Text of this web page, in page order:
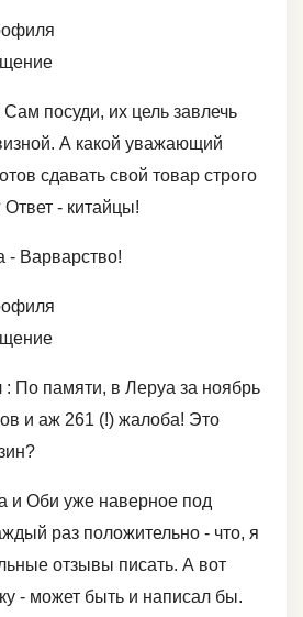
посуди, их цель завлечь
А какой уважающий
сдавать свой товар строго
- китайцы!
- Варварство!
: По памяти, в Леруа за ноябрь
и аж 261 (!) жалоба! Это
и Оби уже наверное под
раз положительно - что, я
отзывы писать. А вот
- может быть и написал бы.